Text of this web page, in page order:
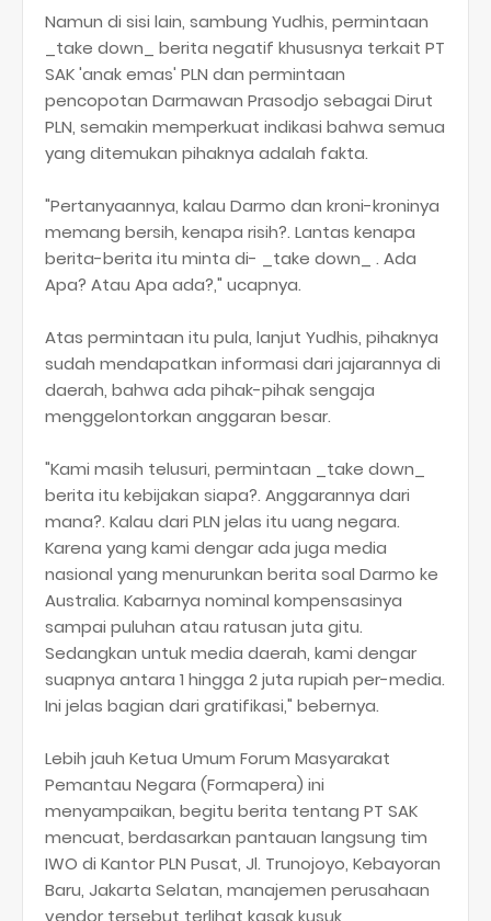
Namun di sisi lain, sambung Yudhis, permintaan
_take down_ berita negatif khususnya terkait PT
SAK 'anak emas' PLN dan permintaan
pencopotan Darmawan Prasodjo sebagai Dirut
PLN, semakin memperkuat indikasi bahwa semua
yang ditemukan pihaknya adalah fakta.
"Pertanyaannya, kalau Darmo dan kroni-kroninya
memang bersih, kenapa risih?. Lantas kenapa
berita-berita itu minta di- _take down_ . Ada
Apa? Atau Apa ada?," ucapnya.
Atas permintaan itu pula, lanjut Yudhis, pihaknya
sudah mendapatkan informasi dari jajarannya di
daerah, bahwa ada pihak-pihak sengaja
menggelontorkan anggaran besar.
"Kami masih telusuri, permintaan _take down_
berita itu kebijakan siapa?. Anggarannya dari
mana?. Kalau dari PLN jelas itu uang negara.
Karena yang kami dengar ada juga media
nasional yang menurunkan berita soal Darmo ke
Australia. Kabarnya nominal kompensasinya
sampai puluhan atau ratusan juta gitu.
Sedangkan untuk media daerah, kami dengar
suapnya antara 1 hingga 2 juta rupiah per-media.
Ini jelas bagian dari gratifikasi," bebernya.
Lebih jauh Ketua Umum Forum Masyarakat
Pemantau Negara (Formapera) ini
menyampaikan, begitu berita tentang PT SAK
mencuat, berdasarkan pantauan langsung tim
IWO di Kantor PLN Pusat, Jl. Trunojoyo, Kebayoran
Baru, Jakarta Selatan, manajemen perusahaan
vendor tersebut terlihat kasak kusuk